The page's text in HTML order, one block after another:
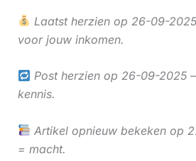
Laatst herzien op 26-09-
voor jouw inkomen.
Post herzien op 26-09-2025
kennis.
Artikel opnieuw bekeken op
= macht.